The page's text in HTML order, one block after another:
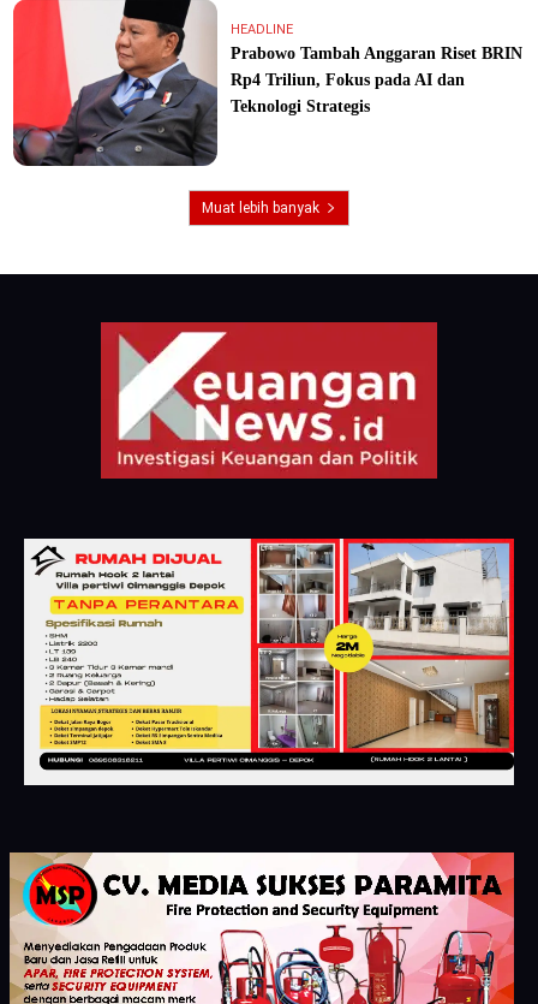
HEADLINE
Prabowo Tambah Anggaran Riset BRIN
Rp4 Triliun, Fokus pada AI dan
Teknologi Strategis
Muat lebih banyak